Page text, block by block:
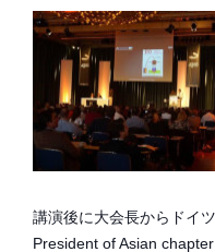
講演後に大会長からドイ
President of Asian